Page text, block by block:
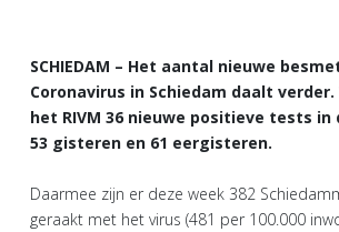
SCHIEDAM – Het aantal nieuwe
Coronavirus in Schiedam daalt
het RIVM 36 nieuwe positieve tests
53 gisteren en 61 eergisteren.
Daarmee zijn er deze week 382
geraakt met het virus (481 per 100.000